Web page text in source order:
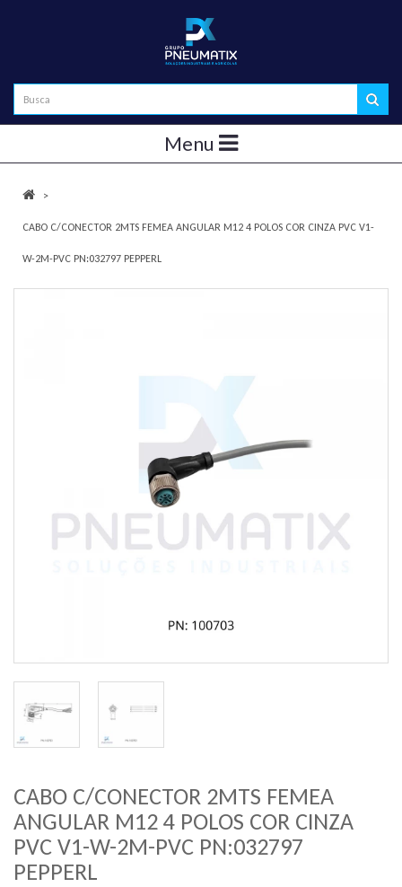
Menu
CABO C/CONECTOR 2MTS FEMEA ANGULAR M12 4 POLOS COR CINZA PVC V1-
W-2M-PVC PN:032797 PEPPERL
CABO C/CONECTOR 2MTS FEMEA
ANGULAR M12 4 POLOS COR CINZA
PVC V1-W-2M-PVC PN:032797
PEPPERL